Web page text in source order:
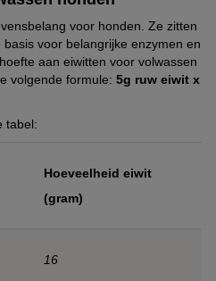
voor honden. Ze zitten
voor belangrijke enzymen en
aan eiwitten voor volwassen
volgende formule: 5g ruw eiwit x
tabel:
Hoeveelheid eiwit
(gram)
16